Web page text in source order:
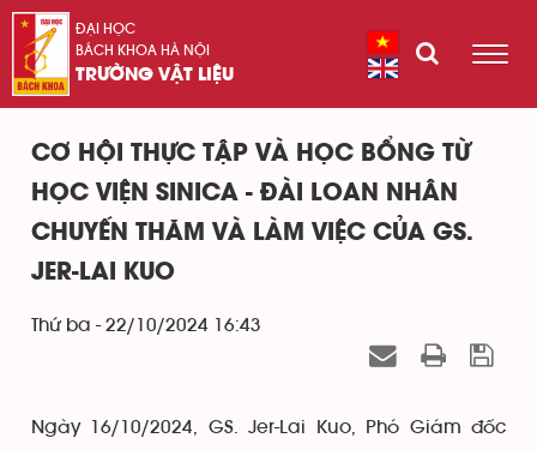
ĐẠI HỌC
BÁCH KHOA HÀ NỘI
TRƯỜNG VẬT LIỆU
CƠ HỘI THỰC TẬP VÀ HỌC BỔNG TỪ
HỌC VIỆN SINICA - ĐÀI LOAN NHÂN
CHUYẾN THĂM VÀ LÀM VIỆC CỦA GS.
JER-LAI KUO
Thứ ba - 22/10/2024 16:43
Ngày 16/10/2024, GS. Jer-Lai Kuo, Phó Giám đốc